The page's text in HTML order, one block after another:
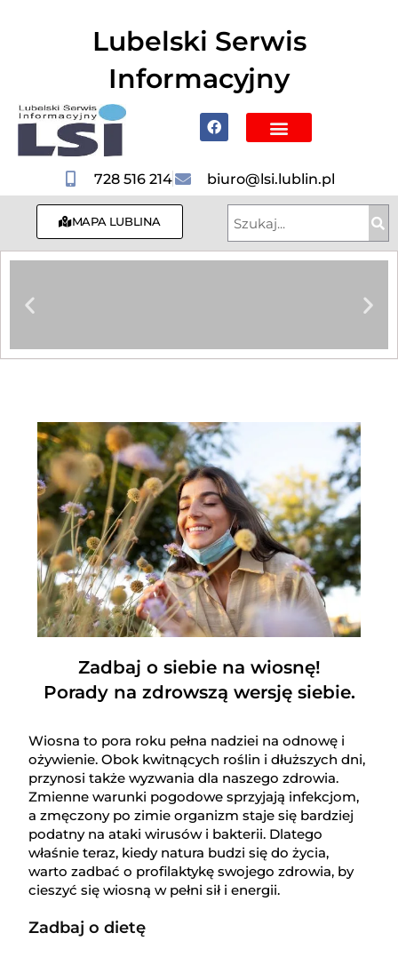
Lubelski Serwis
Informacyjny
728 516 214 biuro@lsi.lublin.pl
MAPA LUBLINA
Zadbaj o siebie na wiosnę!
Porady na zdrowszą wersję siebie.
Wiosna to pora roku pełna nadziei na odnowę i
ożywienie. Obok kwitnących roślin i dłuższych dni,
przynosi także wyzwania dla naszego zdrowia.
Zmienne warunki pogodowe sprzyjają infekcjom,
a zmęczony po zimie organizm staje się bardziej
podatny na ataki wirusów i bakterii. Dlatego
właśnie teraz, kiedy natura budzi się do życia,
warto zadbać o profilaktykę swojego zdrowia, by
cieszyć się wiosną w pełni sił i energii.
Zadbaj o dietę